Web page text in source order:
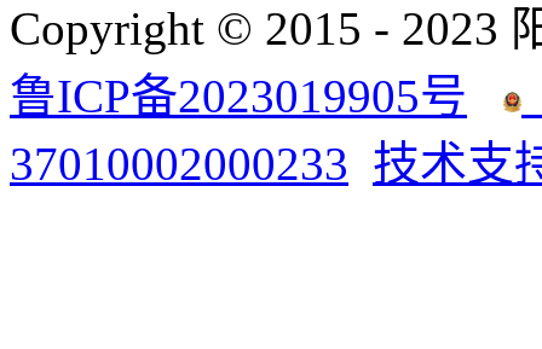
Copyright © 2015 - 2023
鲁ICP备2023019905号
37010002000233 技术支